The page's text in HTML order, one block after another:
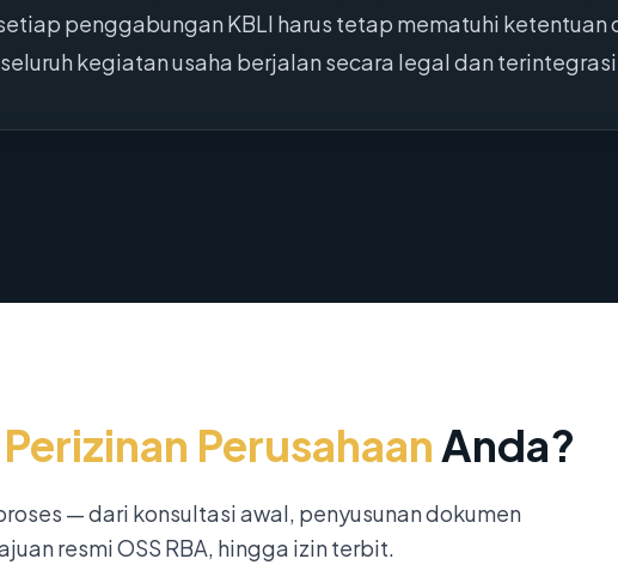
penggabungan KBLI harus tetap mematuhi ketentuan
kegiatan usaha berjalan secara legal dan
Perizinan PerusahaanAnda?
— dari konsultasi awal, penyusunan dokumen
resmi OSS RBA, hingga izin terbit.